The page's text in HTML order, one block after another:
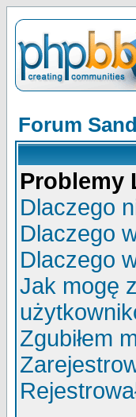
Forum
Problemy
Dlaczego
Dlaczego
Dlaczego
Jak mogę
Zgubiłem